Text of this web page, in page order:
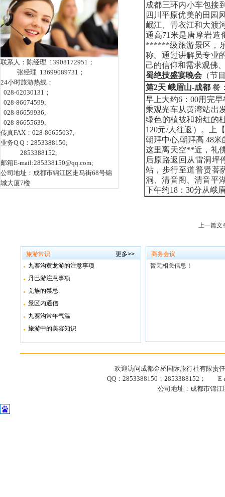
联系人：陈经理 13908172951；
张经理 13699089731；
24小时旅游热线：
028-62030131；
028-86674599;
028-86659936;
028-86655639;
传真FAX：028-86655037;
业务Q Q：2853388150;
2853388152;
邮箱E-mail:285338150@qq.com;
公司地址：成都市锦江区走马街68号锦
城大厦7楼
成都三环内小车包接
四川平原优美的田园
岷江、青衣江和大渡
通高71米是唐摩岩
******级旅游景区，
称。通过讲解员专业
己的信仰和需求观佛
蜀绝技盛宴晚会 （节
第2天 峨眉山-成都 餐
早上大约6：00用完
乘观光车从黄湾站出
绿色的植被和粉红的
120元/人往返）。上【
朝拜中心,朝拜高 48
这里离天空**近，礼
后原路返回从雷洞坪
站，步行至道普贤菩
洞、清音阁、清音平
下午约18：30分从峨
上一篇文
旅游常识
更多>>
九寨沟黄龙游的注意事项
丹巴游注意事项
羌族的禁忌
景区内通信
九寨沟常年气温
旅游中的美容知识
商务会议
暂无相关信息！
欢迎访问成都金桥国际旅行社有限责
QQ：2853388150；2853388152； E-
公司地址：成都市锦